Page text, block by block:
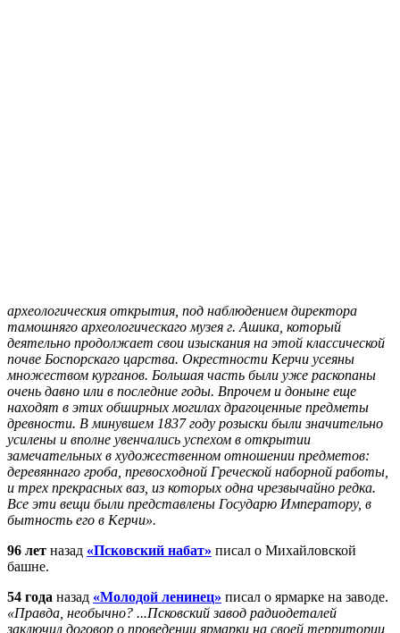
археологическия открытия, под наблюдением директора
тамошняго археологическаго музея г. Ашика, который
деятельно продолжает свои изыскания на этой классической
почве Боспорскаго царства. Окрестности Керчи усеяны
множеством курганов. Большая часть были уже раскопаны
очень давно или в последние годы. Впрочем и доныне еще
находят в этих обширных могилах драгоценные предметы
древности. В минувшем 1837 году розыски были значительно
усилены и вполне увенчались успехом в открытии
замечательных в художественном отношении предметов:
деревяннаго гроба, превосходной Греческой наборной работы,
и трех прекрасных ваз, из которых одна чрезвычайно редка.
Все эти вещи были представлены Государю Императору, в
бытность его в Керчи».
96 лет назад «Псковский набат» писал о Михайловской
башне.
54 года назад «Молодой ленинец» писал о ярмарке на заводе.
«Правда, необычно? ...Псковский завод радиодеталей
заключил договор о проведении ярмарки на своей территории